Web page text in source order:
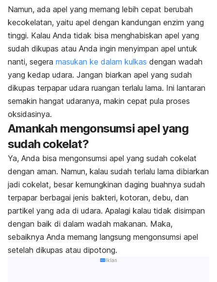
Namun, ada apel yang memang lebih cepat berubah
kecokelatan, yaitu apel dengan kandungan enzim yang
tinggi. Kalau Anda tidak bisa menghabiskan apel yang
sudah dikupas atau Anda ingin menyimpan apel untuk
nanti, segera masukan ke dalam kulkas dengan wadah
yang kedap udara. Jangan biarkan apel yang sudah
dikupas terpapar udara ruangan terlalu lama. Ini lantaran
semakin hangat udaranya, makin cepat pula proses
oksidasinya.
Amankah mengonsumsi apel yang
sudah cokelat?
Ya, Anda bisa mengonsumsi apel yang sudah cokelat
dengan aman. Namun, kalau sudah terlalu lama dibiarkan
jadi cokelat, besar kemungkinan daging buahnya sudah
terpapar berbagai jenis bakteri, kotoran, debu, dan
partikel yang ada di udara. Apalagi kalau tidak disimpan
dengan baik di dalam wadah makanan. Maka,
sebaiknya Anda memang langsung mengonsumsi apel
setelah dikupas atau dipotong.
Iklan